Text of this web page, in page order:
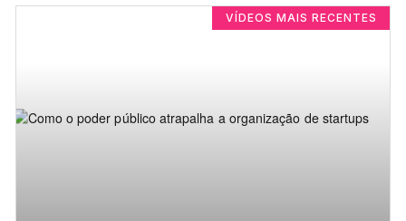
VÍDEOS MAIS RECENTES